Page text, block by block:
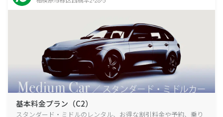
基本料金プラン（C2）
スタンダード・ミドルのレンタル、お得な割引料金や予約、乗り